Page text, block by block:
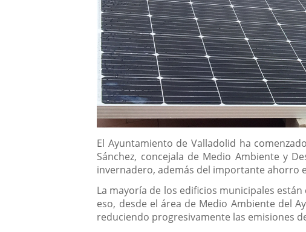
Descripción
El Ayuntamiento de Valladolid ha
Sánchez, concejala de Medio Ambiente y
invernadero, además del importante ahorro
La mayoría de los edificios municipales
eso, desde el área de Medio Ambiente del
reduciendo progresivamente las emisiones